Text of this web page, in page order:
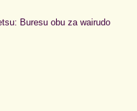
Buresu obu za wairudo